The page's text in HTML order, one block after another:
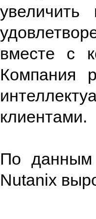
вместе с
Компания
клиентами.
По данным
Nutanix